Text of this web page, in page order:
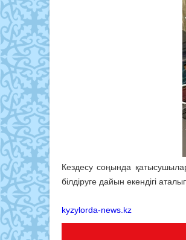
Кездесу соңында
білдіруге дайын екендігі аталып
kyzylorda-news.kz